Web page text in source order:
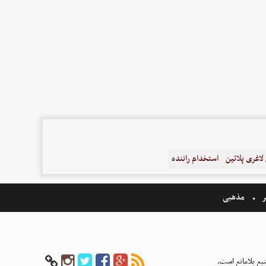
پلاتین استخدام راننده
مذهبی
بلامانع است.